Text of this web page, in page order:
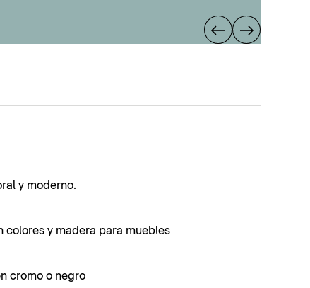
y moderno.
colores y madera para muebles
cromo o negro